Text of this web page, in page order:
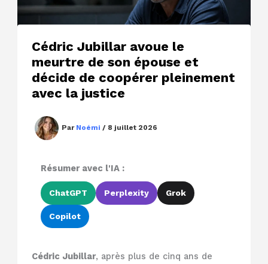
Cédric Jubillar avoue le
meurtre de son épouse et
décide de coopérer pleinement
avec la justice
Par Noémi / 8 juillet 2026
Résumer avec l'IA :
ChatGPT Perplexity Grok
Copilot
Cédric Jubillar, après plus de cinq ans de